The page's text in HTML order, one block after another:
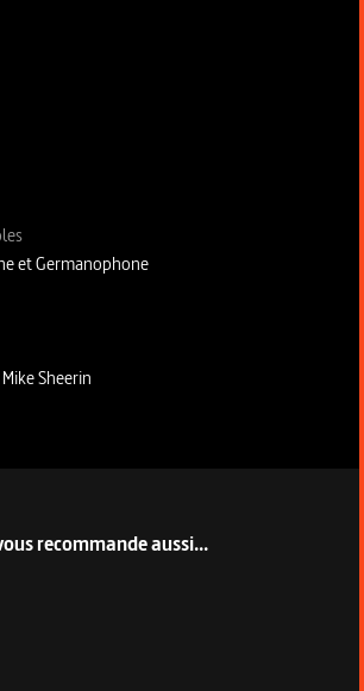
gauche
et Germanophone
droite
Mike Sheerin
recommande aussi...